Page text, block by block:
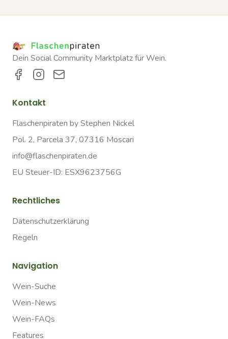
Dein Social Community Marktplatz für Wein.
Kontakt
Flaschenpiraten by Stephen Nickel
Pol. 2, Parcela 37, 07316 Moscari
info@flaschenpiraten.de
EU Steuer-ID: ESX9623756G
Rechtliches
Datenschutzerklärung
Regeln
Navigation
Wein-Suche
Wein-News
Wein-FAQs
Features